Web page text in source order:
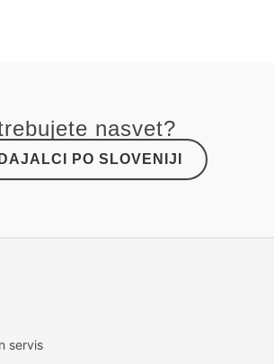
nasvet?
PO SLOVENIJI
servis